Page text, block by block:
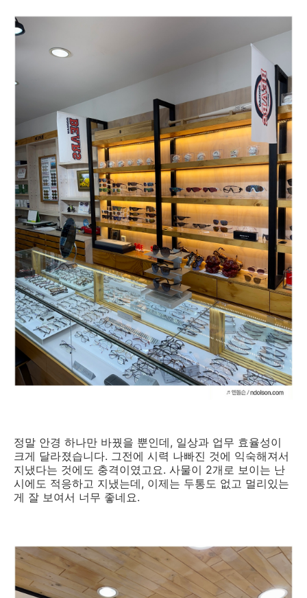
정말 안경 하나만 바꿨을 뿐인데, 일상과 업무 효율성이
크게 달라졌습니다. 그전에 시력 나빠진 것에 익숙해져서
지냈다는 것에도 충격이였고요. 사물이 2개로 보이는 난
시에도 적응하고 지냈는데, 이제는 두통도 없고 멀리있는
게 잘 보여서 너무 좋네요.